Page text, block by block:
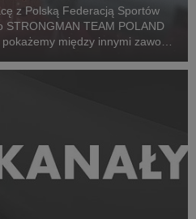
z Polską Federacją Sportów
STRONGMAN TEAM POLAND
między innymi zawody
w CANAL+ SPORT 5